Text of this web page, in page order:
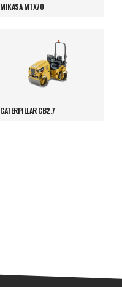
MIKASA MTX70
CATERPILLAR CB2.7